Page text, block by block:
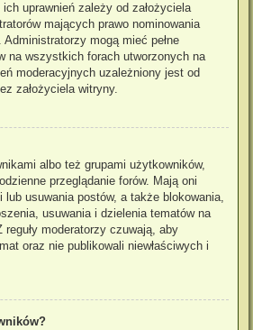
uprawnień zależy od założyciela
mających prawo nominowania
mogą mieć pełne
na wszystkich forach utworzonych na
moderacyjnych uzależniony jest od
założyciela witryny.
albo też grupami użytkowników,
przeglądanie forów. Mają oni
usuwania postów, a także blokowania,
usuwania i dzielenia tematów na
moderatorzy czuwają, aby
oraz nie publikowali niewłaściwych i